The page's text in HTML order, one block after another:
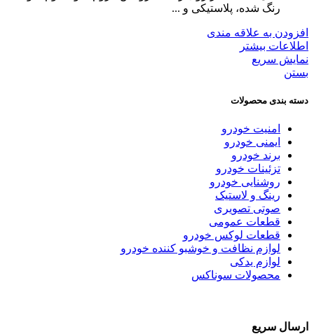
رنگ شده، پلاستیکی و ...
افزودن به علاقه مندی
اطلاعات بیشتر
نمایش سریع
بستن
دسته بندی محصولات
امنیت خودرو
ایمنی خودرو
برند خودرو
تزئینات خودرو
روشنایی خودرو
رینگ و لاستیک
صوتی تصویری
قطعات عمومی
قطعات لوکس خودرو
لوازم نظافت و خوشبو کننده خودرو
لوازم یدکی
محصولات سوناکس
ارسال سریع